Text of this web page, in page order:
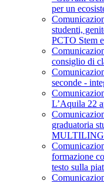
per un
studenti,
PCTO Stem
consiglio di
seconde -
L’Aquila 22
graduatoria
formazione
testo sulla